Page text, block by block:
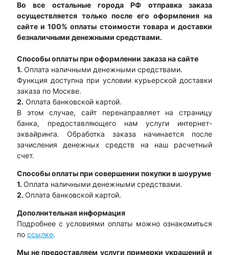
Во все остальные города РФ отправка заказа
осуществляется только после его оформления на
сайте и 100% оплаты стоимости товара и доставки
безналичными денежными средствами.
Способы оплаты при оформлении заказа на сайте
1. Оплата наличными денежными средствами.
Функция доступна при условии курьерской доставки
заказа по Москве.
2. Оплата банковской картой.
В этом случае, сайт перенаправляет на страницу
банка, предоставляющего нам услуги интернет-
эквайринга. Обработка заказа начинается после
зачисления денежных средств на наш расчетный
счет.
Способы оплаты при совершении покупки в шоуруме
1. Оплата наличными денежными средствами.
2. Оплата банковской картой.
Дополнительная информация
Подробнее с условиями оплаты можно ознакомиться
по ссылке.
Мы не предоставляем услуги примерки украшений и